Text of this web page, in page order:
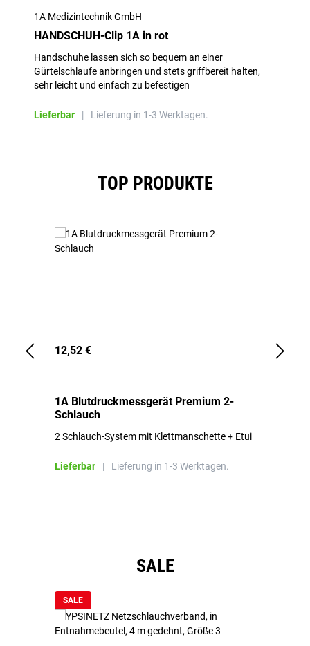
1A Medizintechnik GmbH
HANDSCHUH-Clip 1A in rot
Handschuhe lassen sich so bequem an einer
Gürtelschlaufe anbringen und stets griffbereit halten,
sehr leicht und einfach zu befestigen
Lieferbar | Lieferung in 1-3 Werktagen.
TOP PRODUKTE
12,52 €
1A Blutdruckmessgerät Premium 2-
Schlauch
2 Schlauch-System mit Klettmanschette + Etui
Lieferbar | Lieferung in 1-3 Werktagen.
SALE
SALE